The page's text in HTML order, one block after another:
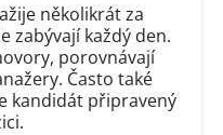
několikrát za
zabývají každý den.
porovnávají
Často také
kandidát připravený